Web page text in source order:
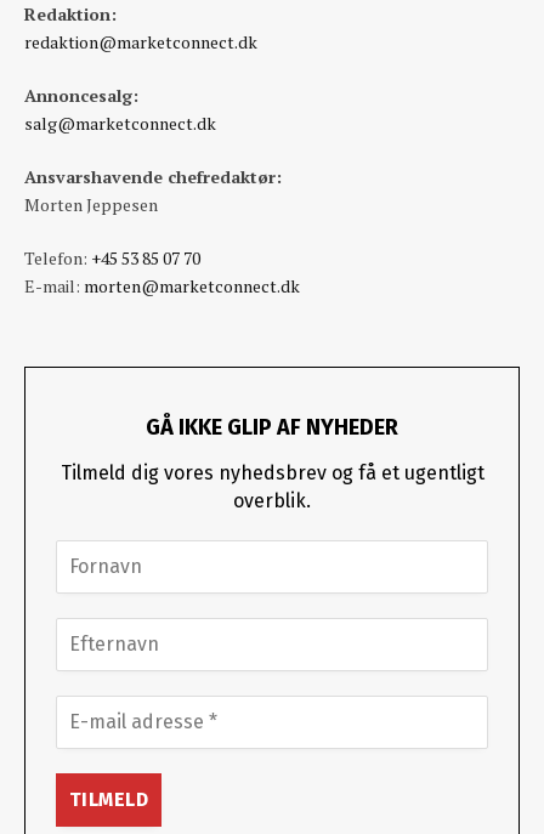
Redaktion:
redaktion@marketconnect.dk
Annoncesalg:
salg@marketconnect.dk
Ansvarshavende chefredaktør:
Morten Jeppesen
Telefon: +45 53 85 07 70
E-mail: morten@marketconnect.dk
GÅ IKKE GLIP AF NYHEDER
Tilmeld dig vores nyhedsbrev og få et ugentligt
overblik.